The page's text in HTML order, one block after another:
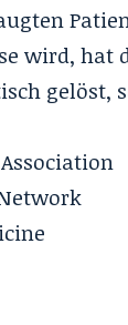
wird, hat
gelöst,